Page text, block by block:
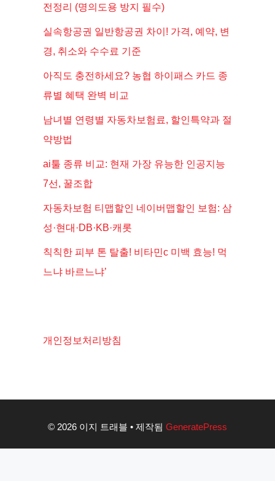
전정리 (명의도용 방지 필수)
실속항공권 일반항공권 차이! 가격, 예약, 변
경, 취소와 수수료 기준
아직도 충전하세요? 농협 하이패스 카드 종
류별 혜택 완벽 비교
남녀별 연령별 자동차보험료, 할인특약과 절
약방법
ai툴 종류 비교: 현재 가장 유능한 인공지능
7선, 꿀조합
자동차보험 티맵할인 네이버맵할인 보험: 삼
성·현대·DB·KB·캐롯
칙칙한 피부 톤 탈출! 비타민c 미백 효능! 먹
느냐 바르느냐’
개인정보처리방침
© 2026 이지 트래블 • 제작됨 GeneratePress